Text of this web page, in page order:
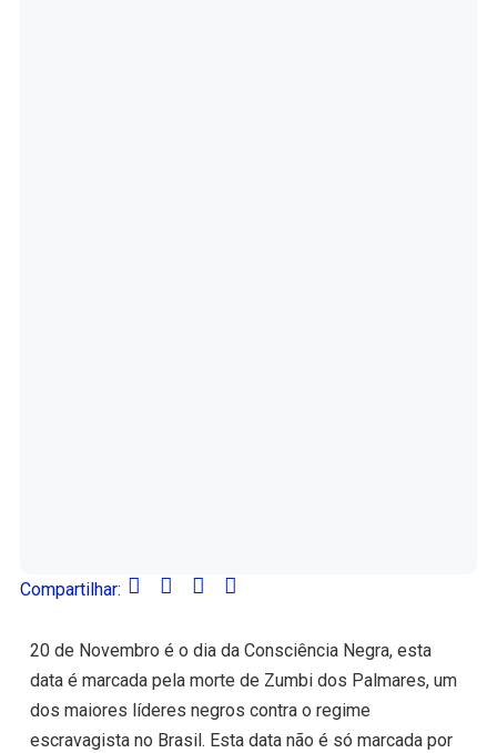
Compartilhar:
20 de Novembro é o dia da Consciência Negra, esta
data é marcada pela morte de Zumbi dos Palmares, um
dos maiores líderes negros contra o regime
escravagista no Brasil. Esta data não é só marcada por